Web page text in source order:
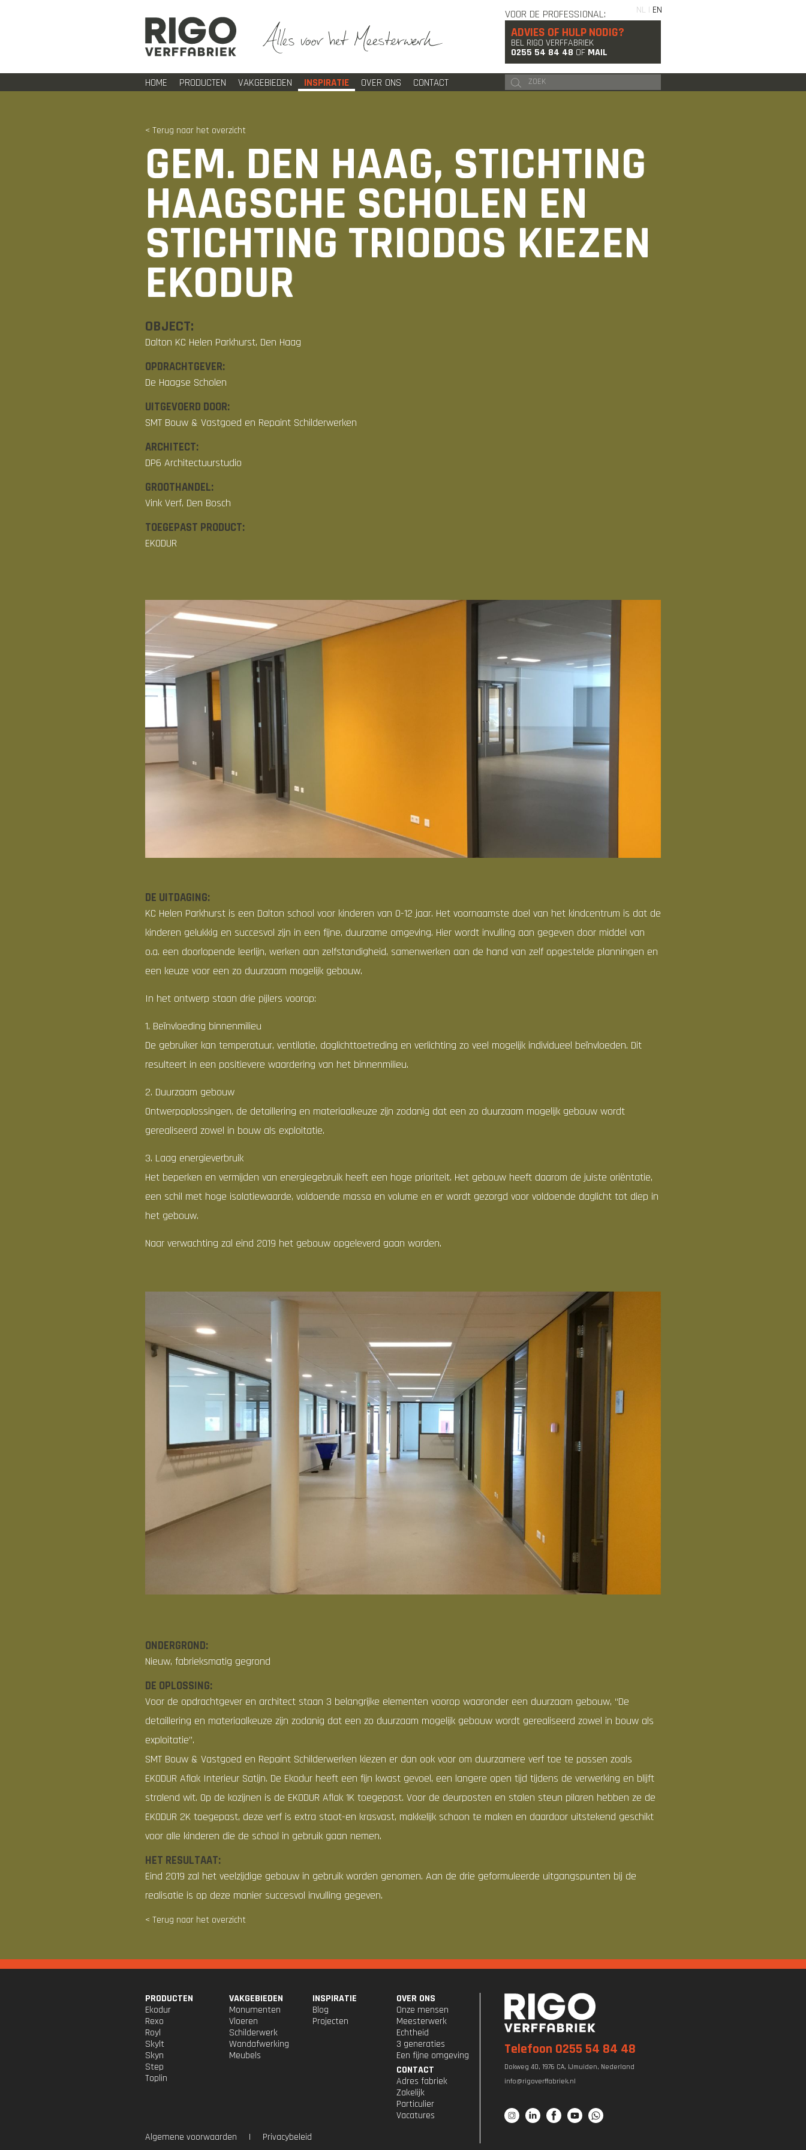
NL | EN
VOOR DE PROFESSIONAL:
ADVIES OF HULP NODIG?
BEL RIGO VERFFABRIEK
0255 54 84 48 OF MAIL
HOME PRODUCTEN VAKGEBIEDEN INSPIRATIE OVER ONS CONTACT
< Terug naar het overzicht
GEM. DEN HAAG, STICHTING
HAAGSCHE SCHOLEN EN
STICHTING TRIODOS KIEZEN
EKODUR
OBJECT:
Dalton KC Helen Parkhurst, Den Haag
OPDRACHTGEVER:
De Haagse Scholen
UITGEVOERD DOOR:
SMT Bouw & Vastgoed en Repaint Schilderwerken
ARCHITECT:
DP6 Architectuurstudio
GROOTHANDEL:
Vink Verf, Den Bosch
TOEGEPAST PRODUCT:
EKODUR
DE UITDAGING:
KC Helen Parkhurst is een Dalton school voor kinderen van 0-12 jaar. Het voornaamste doel van het kindcentrum is dat de
kinderen gelukkig en succesvol zijn in een fijne, duurzame omgeving. Hier wordt invulling aan gegeven door middel van
o.a. een doorlopende leerlijn, werken aan zelfstandigheid, samenwerken aan de hand van zelf opgestelde planningen en
een keuze voor een zo duurzaam mogelijk gebouw.
In het ontwerp staan drie pijlers voorop:
1. Beïnvloeding binnenmilieu
De gebruiker kan temperatuur, ventilatie, daglichttoetreding en verlichting zo veel mogelijk individueel beïnvloeden. Dit
resulteert in een positievere waardering van het binnenmilieu.
2. Duurzaam gebouw
Ontwerpoplossingen, de detaillering en materiaalkeuze zijn zodanig dat een zo duurzaam mogelijk gebouw wordt
gerealiseerd zowel in bouw als exploitatie.
3. Laag energieverbruik
Het beperken en vermijden van energiegebruik heeft een hoge prioriteit. Het gebouw heeft daarom de juiste oriëntatie,
een schil met hoge isolatiewaarde, voldoende massa en volume en er wordt gezorgd voor voldoende daglicht tot diep in
het gebouw.
Naar verwachting zal eind 2019 het gebouw opgeleverd gaan worden.
ONDERGROND:
Nieuw, fabrieksmatig gegrond
DE OPLOSSING:
Voor de opdrachtgever en architect staan 3 belangrijke elementen voorop waaronder een duurzaam gebouw, “De
detaillering en materiaalkeuze zijn zodanig dat een zo duurzaam mogelijk gebouw wordt gerealiseerd zowel in bouw als
exploitatie”.
SMT Bouw & Vastgoed en Repaint Schilderwerken kiezen er dan ook voor om duurzamere verf toe te passen zoals
EKODUR Aflak Interieur Satijn. De Ekodur heeft een fijn kwast gevoel, een langere open tijd tijdens de verwerking en blijft
stralend wit. Op de kozijnen is de EKODUR Aflak 1K toegepast. Voor de deurposten en stalen steun pilaren hebben ze de
EKODUR 2K toegepast, deze verf is extra stoot-en krasvast, makkelijk schoon te maken en daardoor uitstekend geschikt
voor alle kinderen die de school in gebruik gaan nemen.
HET RESULTAAT:
Eind 2019 zal het veelzijdige gebouw in gebruik worden genomen. Aan de drie geformuleerde uitgangspunten bij de
realisatie is op deze manier succesvol invulling gegeven.
< Terug naar het overzicht
PRODUCTEN
Ekodur
Rexo
Royl
Skylt
Skyn
Step
Toplin
VAKGEBIEDEN
Monumenten
Vloeren
Schilderwerk
Wandafwerking
Meubels
INSPIRATIE
Blog
Projecten
OVER ONS
Onze mensen
Meesterwerk
Echtheid
3 generaties
Een fijne omgeving
CONTACT
Adres fabriek
Zakelijk
Particulier
Vacatures
Algemene voorwaarden
| Privacybeleid
Telefoon 0255 54 84 48
Dokweg 40, 1976 CA, IJmuiden, Nederland
info@rigoverffabriek.nl